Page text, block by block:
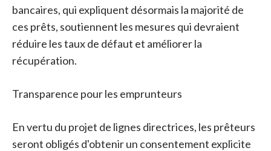
bancaires, qui expliquent désormais la majorité de
ces prêts, soutiennent les mesures qui devraient
réduire les taux de défaut et améliorer la
récupération.
Transparence pour les emprunteurs
En vertu du projet de lignes directrices, les prêteurs
seront obligés d'obtenir un consentement explicite